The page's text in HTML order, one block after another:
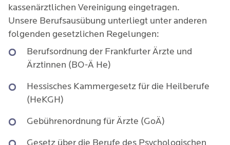
kassenärztlichen Vereinigung eingetragen.
Unsere Berufsausübung unterliegt unter anderen
folgenden gesetzlichen Regelungen:
Berufsordnung der Frankfurter Ärzte und
Ärztinnen (BO-Ä He)
Hessisches Kammergesetz für die Heilberufe
(HeKGH)
Gebührenordnung für Ärzte (GoÄ)
Gesetz über die Berufe des Psychologischen